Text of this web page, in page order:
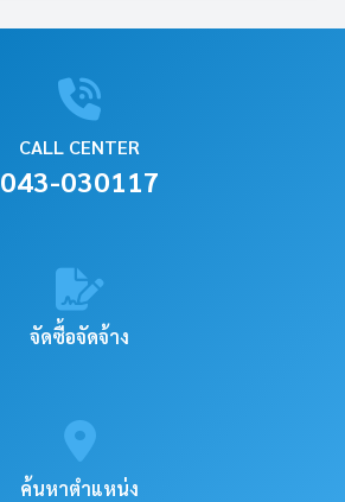
CALL CENTER
043-030117
จัดซื้อจัดจ้าง
ค้นหาตำแหน่ง